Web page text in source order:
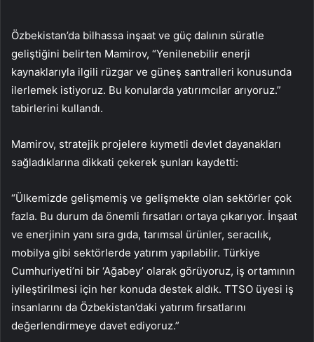
Özbekistan’da bilhassa inşaat ve güç dalının süratle
geliştiğini belirten Mamirov, “Yenilenebilir enerji
kaynaklarıyla ilgili rüzgar ve güneş santralleri konusunda
ilerlemek istiyoruz. Bu konularda yatırımcılar arıyoruz.”
tabirlerini kullandı.
Mamirov, stratejik projelere kıymetli devlet dayanakları
sağladıklarına dikkati çekerek şunları kaydetti:
“Ülkemizde gelişmemiş ve gelişmekte olan sektörler çok
fazla. Bu durum da önemli fırsatları ortaya çıkarıyor. İnşaat
ve enerjinin yanı sıra gıda, tarımsal ürünler, seracılık,
mobilya gibi sektörlerde yatırım yapılabilir. Türkiye
Cumhuriyeti’ni bir ‘Ağabey’ olarak görüyoruz, iş ortamının
iyileştirilmesi için her konuda destek aldık. TTSO üyesi iş
insanlarını da Özbekistan’daki yatırım fırsatlarını
değerlendirmeye davet ediyoruz.”